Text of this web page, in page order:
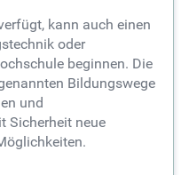
kann auch einen
oder
beginnen. Die
Bildungswege
und
Sicherheit neue